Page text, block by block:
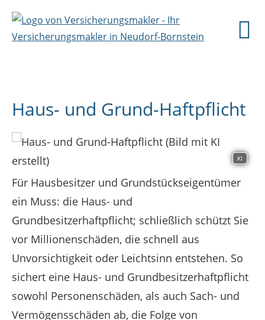
Haus- und Grund-Haftpflicht
KI
Für Hausbesitzer und Grundstückseigentümer
ein Muss: die Haus- und
Grundbesitzerhaftpflicht; schließlich schützt Sie
vor Millionenschäden, die schnell aus
Unvorsichtigkeit oder Leichtsinn entstehen. So
sichert eine Haus- und Grundbesitzerhaftpflicht
sowohl Personenschäden, als auch Sach- und
Vermögensschäden ab, die Folge von